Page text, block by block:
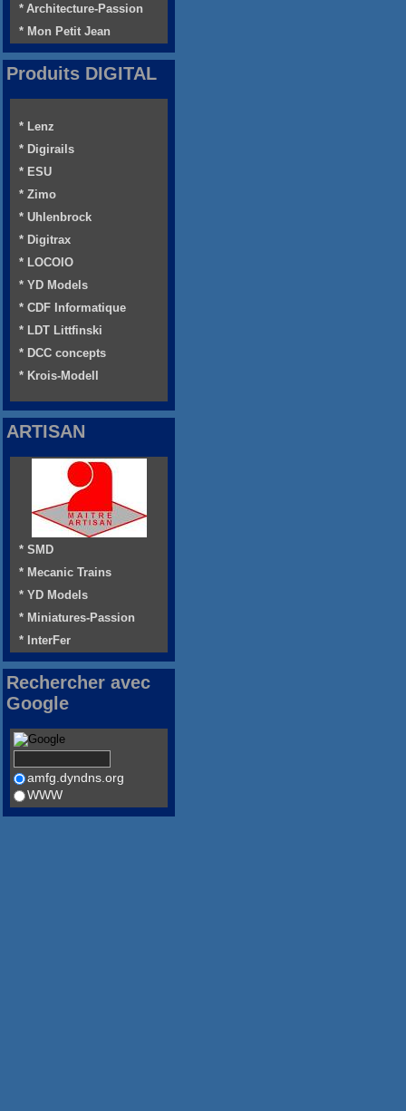
* Architecture-Passion
* Mon Petit Jean
Produits DIGITAL
* Lenz
* Digirails
* ESU
* Zimo
* Uhlenbrock
* Digitrax
* LOCOIO
* YD Models
* CDF Informatique
* LDT Littfinski
* DCC concepts
* Krois-Modell
ARTISAN
* SMD
* Mecanic Trains
* YD Models
* Miniatures-Passion
* InterFer
Rechercher avec
Google
amfg.dyndns.org
WWW